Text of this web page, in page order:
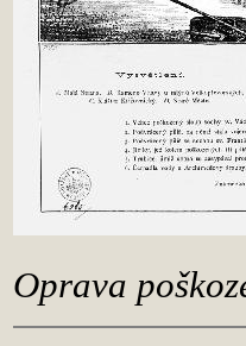
Oprava